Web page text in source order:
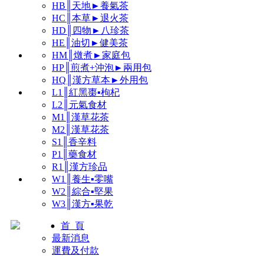
HB║天地►養氣茶
HC║本草►退火茶
HD║四物►八珍茶
HE║油切►健美茶
HM║燉煮►家庭包
HP║煎煮+沖泡►兩用包
HQ║漢方草本►外用包
L1║紅黑棗▪枸杞
L2║元氣食材
M1║漢草花茶
M2║漢草花茶
S1║香辛料
P1║藥食材
R1║漢方珍品
W1║養生▪零嘴
W2║綜合▪堅果
W3║漢方▪果乾
首 頁
最新消息
運費及付款